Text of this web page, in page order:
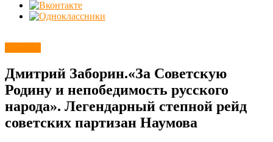
Дмитрий Заборин.«За Советскую
Родину и непобедимость русского
народа». Легендарный степной рейд
советских партизан Наумова